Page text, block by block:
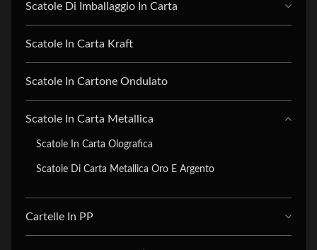
Scatole Di Imballaggio In Carta
Scatole In Carta Kraft
Scatole In Cartone Ondulato
Scatole In Carta Metallica
Scatole In Carta Olografica
Scatole Di Carta Metallica Oro E Argento
Cartelle In PP